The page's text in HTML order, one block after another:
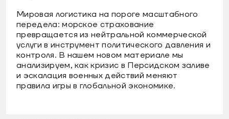
Мировая логистика на пороге масштабного
передела: морское страхование
превращается из нейтральной коммерческой
услуги в инструмент политического давления и
контроля. В нашем новом материале мы
анализируем, как кризис в Персидском заливе
и эскалация военных действий меняют
правила игры в глобальной экономике.